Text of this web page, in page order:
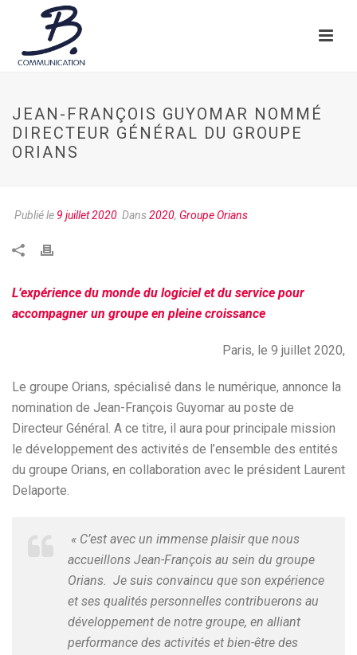
JEAN-FRANÇOIS GUYOMAR NOMMÉ
DIRECTEUR GÉNÉRAL DU GROUPE
ORIANS
Publié le 9 juillet 2020 Dans2020, Groupe Orians
L’expérience du monde du logiciel et du service pour
accompagner un groupe en pleine croissance
Paris, le 9 juillet 2020,
Le groupe Orians, spécialisé dans le numérique, annonce la
nomination de Jean-François Guyomar au poste de
Directeur Général. A ce titre, il aura pour principale mission
le développement des activités de l’ensemble des entités
du groupe Orians, en collaboration avec le président Laurent
Delaporte.
« C’est avec un immense plaisir que nous
accueillons Jean-François au sein du groupe
Orians. Je suis convaincu que son expérience
et ses qualités personnelles contribuerons au
développement de notre groupe, en alliant
performance des activités et bien-être des